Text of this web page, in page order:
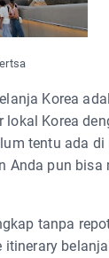
Korea
Korea
tentu ada
Anda pun bisa
tanpa